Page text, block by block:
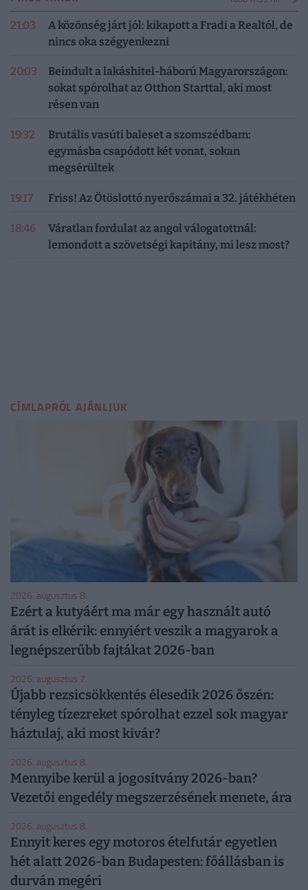
21:03
A közönség járt jól: kikapott a Fradi a Realtól, de
nincs oka szégyenkezni
20:03
Beindult a lakáshitel-háború Magyarországon:
sokat spórolhat az Otthon Starttal, aki most
résen van
19:32
Brutális vasúti baleset a szomszédbam:
egymásba csapódott két vonat, sokan
megsérültek
19:17 Friss! Az Ötöslottó nyerőszámai a 32. játékhéten
18:46
Váratlan fordulat az angol válogatottnál:
lemondott a szövetségi kapitány, mi lesz most?
CÍMLAPRÓL AJÁNLJUK
2026. augusztus 8.
Ezért a kutyáért ma már egy használt autó
árát is elkérik: ennyiért veszik a magyarok a
legnépszerűbb fajtákat 2026-ban
2026. augusztus 7.
Újabb rezsicsökkentés élesedik 2026 őszén:
tényleg tízezreket spórolhat ezzel sok magyar
háztulaj, aki most kivár?
2026. augusztus 8.
Mennyibe kerül a jogosítvány 2026-ban?
Vezetői engedély megszerzésének menete, ára
2026. augusztus 8.
Ennyit keres egy motoros ételfutár egyetlen
hét alatt 2026-ban Budapesten: főállásban is
durván megéri